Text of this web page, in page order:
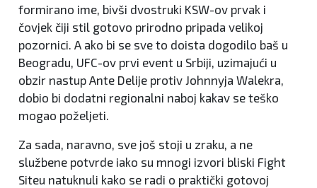
formirano ime, bivši dvostruki KSW-ov prvak i
čovjek čiji stil gotovo prirodno pripada velikoj
pozornici. A ako bi se sve to doista dogodilo baš u
Beogradu, UFC-ov prvi event u Srbiji, uzimajući u
obzir nastup Ante Delije protiv Johnnyja Walekra,
dobio bi dodatni regionalni naboj kakav se teško
mogao poželjeti.
Za sada, naravno, sve još stoji u zraku, a ne
službene potvrde iako su mnogi izvori bliski Fight
Siteu natuknuli kako se radi o praktički gotovoj